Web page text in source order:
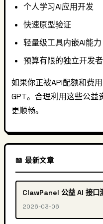
个人学习AI应用开发
快速原型验证
轻量级工具内嵌AI能力
预算有限的独立开发
如果你正被API配额和费
GPT。合理利用这些公益
更顺畅。
📖 最新文章
ClawPanel 公益 AI 接口
2026-03-06